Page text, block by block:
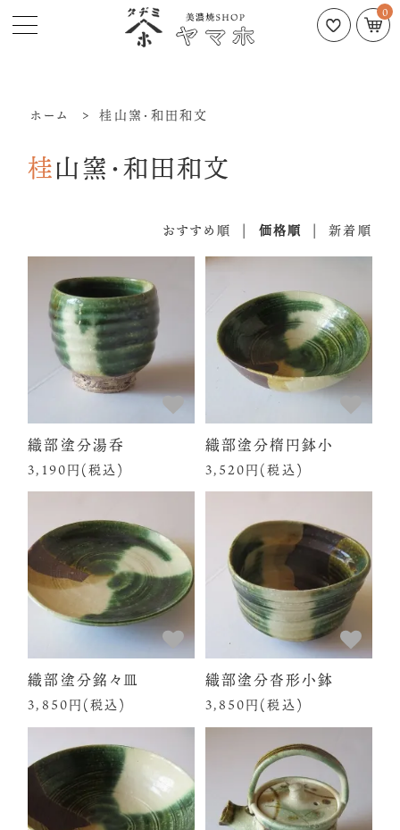
0
ホーム > 桂山窯・和田和文
桂山窯・和田和文
おすすめ順 | 価格順 |新着順
織部塗分湯呑
3,190円(税込)
織部塗分楕円鉢小
3,520円(税込)
織部塗分銘々皿
3,850円(税込)
織部塗分沓形小鉢
3,850円(税込)